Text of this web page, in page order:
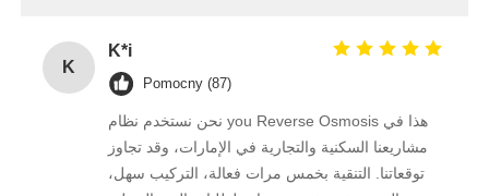
K
K*i
Pomocny (87)
نحن نستخدم نظام you Reverse Osmosis هذا في
مشاريعنا السكنية والتجارية في الإمارات، وقد تجاوز
توقعاتنا. التنقية بخمس مرات فعالة، التركيب سهل،